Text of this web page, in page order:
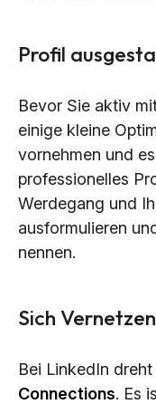
Profil
Bevor Sie aktiv
einige kleine
vornehmen und
professionelles
Werdegang und
ausformulieren
nennen.
Sich Vernetzen
Bei LinkedIn
Connections. Es